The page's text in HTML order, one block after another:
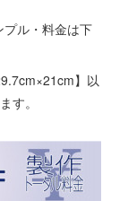
ル・料金は下
】以
す。